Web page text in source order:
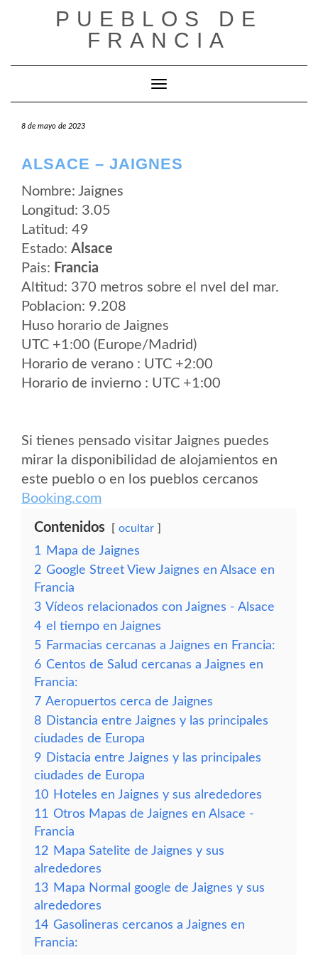
PUEBLOS DE
FRANCIA
Cambiar modo de navegación
8 de mayo de 2023
ALSACE – JAIGNES
Nombre: Jaignes
Longitud: 3.05
Latitud: 49
Estado: Alsace
Pais: Francia
Altitud: 370 metros sobre el nvel del mar.
Poblacion: 9.208
Huso horario de Jaignes
UTC +1:00 (Europe/Madrid)
Horario de verano : UTC +2:00
Horario de invierno : UTC +1:00
Si tienes pensado visitar Jaignes puedes
mirar la disponibilidad de alojamientos en
este pueblo o en los pueblos cercanos
Booking.com
Contenidos ocultar
1
Mapa de Jaignes
2 Google Street View Jaignes en Alsace en
Francia
3 Vídeos relacionados con Jaignes - Alsace
4 el tiempo en Jaignes
5 Farmacias cercanas a Jaignes en Francia:
6 Centos de Salud cercanas a Jaignes en
Francia:
7 Aeropuertos cerca de Jaignes
8 Distancia entre Jaignes y las principales
ciudades de Europa
9 Distacia entre Jaignes y las principales
ciudades de Europa
10 Hoteles en Jaignes y sus alrededores
11 Otros Mapas de Jaignes en Alsace -
Francia
12 Mapa Satelite de Jaignes y sus
alrededores
13 Mapa Normal google de Jaignes y sus
alrededores
14 Gasolineras cercanos a Jaignes en
Francia: